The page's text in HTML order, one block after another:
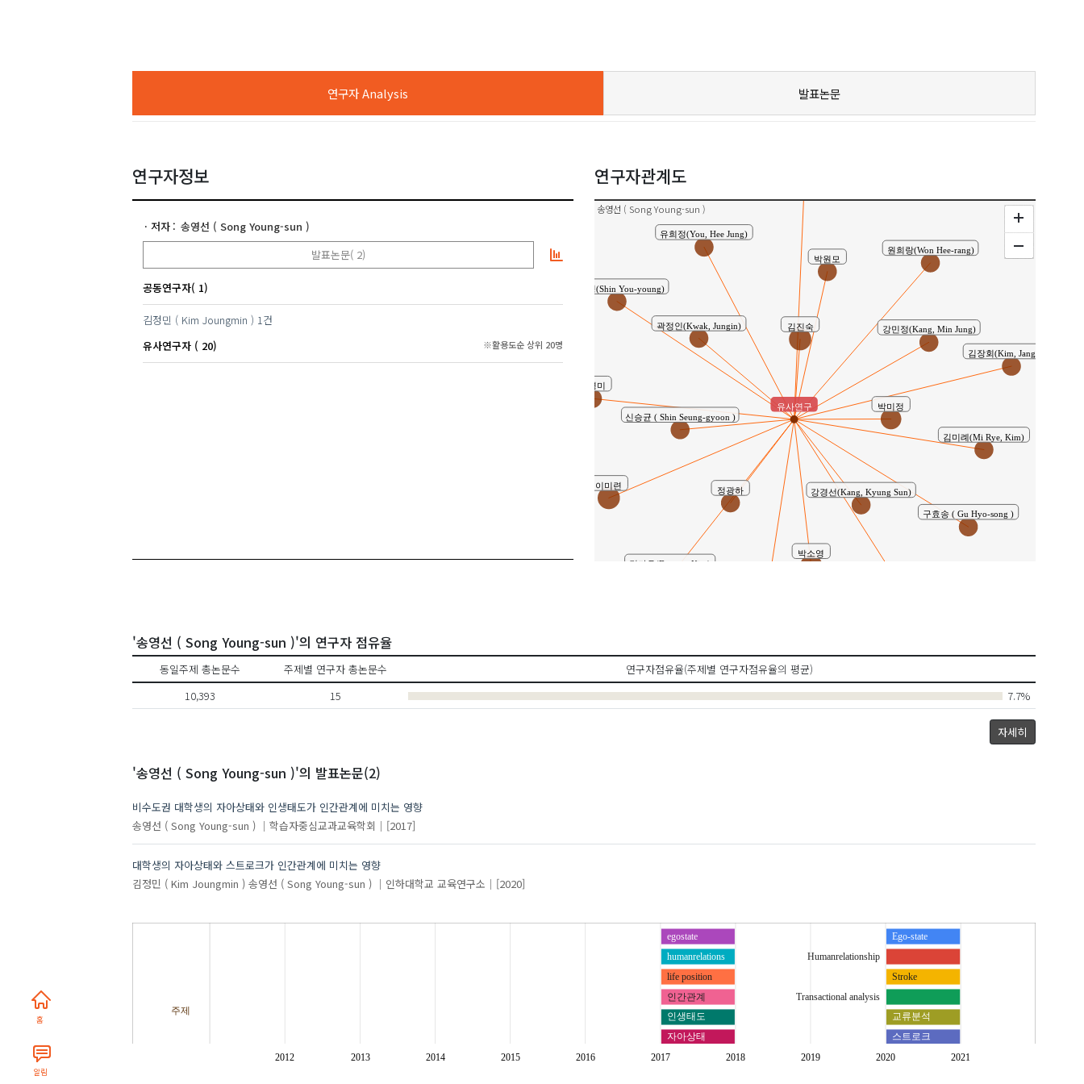
홈
알림
연구자 Analysis 발표논문
연구자정보
저자
송영선 ( Song Young-sun )
발표논문( 2)
공동연구자( 1)
김정민 ( Kim Joungmin ) 1건
유사연구자 ( 20)
※활용도순 상위 20명
연구자관계도
송영선 ( Song Young-sun )
강경선(Kang, Kyung Sun)
강민정(Kang, Min Jung)
곽정인(Kwak, Jungin)
구효송 ( Gu Hyo-song )
김다윤(Da yun, Kim)
김미례(Mi Rye, Kim)
김장회(Kim, Jang Hoi)
김진숙
박미정
박소영
박원모
신승균 ( Shin Seung-gyoon )
신유영(Shin You-young)
원희랑(Won Hee-rang)
유희정(You, Hee Jung)
이미련 정광하
최영미
유사연구
'송영선 ( Song Young-sun )'의 연구자 점유율
동일주제 총논문수 주제별 연구자 총논문수
연구자점유율(주제별 연구자점유율의 평균)
10,393
15 7.7%
자세히
'송영선 ( Song Young-sun )'의 발표논문(2)
비수도권 대학생의 자아상태와 인생태도가 인간관계에 미치는 영향
송영선 ( Song Young-sun )
학습자중심교과교육학회 [2017]
대학생의 자아상태와 스트로크가 인간관계에 미치는 영향
김정민 ( Kim Joungmin ) 송영선 ( Song Young-sun ) 인하대학교 교육연구소 [2020]
2012 2013 2014 2015 2016 2017 2018 2019 2020 2021
주제
Ego-state
Humanrelationship
Stroke
Transactional analysis
egostate
humanrelations
life position
교류분석
스트로크
인간관계
인간관계
인생태도
자아상태